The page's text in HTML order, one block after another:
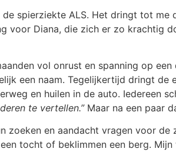
spierziekte ALS. Het dringt tot
voor Diana, die zich er zo krachtig
vol onrust en spanning op
een naam. Tegelijkertijd dringt de
en huilen in de auto. Iedereen
te vertellen.”Maar na een paar
zoeken en aandacht vragen voor de
tocht of beklimmen een berg.